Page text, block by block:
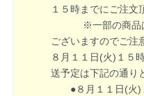
１５時までにご注文
※一部の商品は
ございますのでご注
８月１１日(火)１５
送予定は下記の通り
●８月１１日(火)